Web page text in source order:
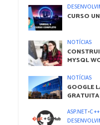
CURSO
NOTÍCIAS
MYSQL
NOTÍCIAS
GOOGLE
ASP.NET•C ++